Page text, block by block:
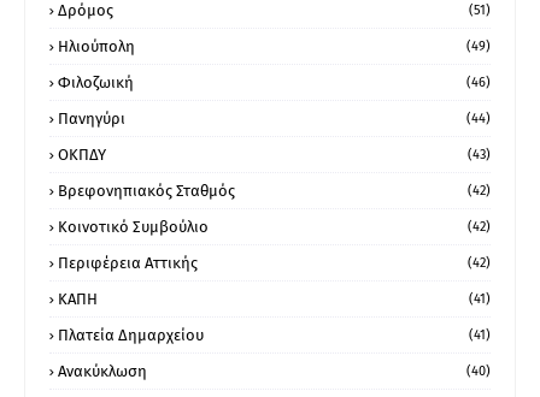
Δρόμος (51)
Ηλιούπολη (49)
Φιλοζωική (46)
Πανηγύρι (44)
ΟΚΠΔΥ (43)
Βρεφονηπιακός Σταθμός (42)
Κοινοτικό Συμβούλιο (42)
Περιφέρεια Αττικής (42)
ΚΑΠΗ (41)
Πλατεία Δημαρχείου (41)
Ανακύκλωση (40)